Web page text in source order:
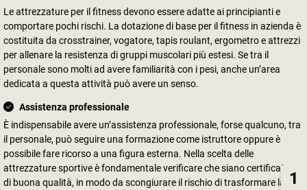
1
Le attrezzature per il fitness devono essere adatte ai principianti e
comportare pochi rischi. La dotazione di base per il fitness in azienda è
costituita da crosstrainer, vogatore, tapis roulant, ergometro e attrezzi
per allenare la resistenza di gruppi muscolari più estesi. Se tra il
personale sono molti ad avere familiarità con i pesi, anche un’area
dedicata a questa attività può avere un senso.
Assistenza professionale
È indispensabile avere un’assistenza professionale, forse qualcuno, tra
il personale, può seguire una formazione come istruttore oppure è
possibile fare ricorso a una figura esterna. Nella scelta delle
attrezzature sportive è fondamentale verificare che siano certificate e
di buona qualità, in modo da scongiurare il rischio di trasformare la